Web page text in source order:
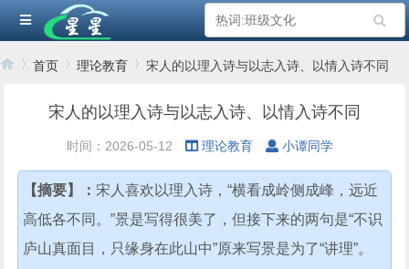
首页 理论教育
›
宋人的以理入诗与以志入诗、以情入诗不同
宋人的以理入诗与以志入诗、以情入诗不同
时间：2026-05-12 理论教育 小谭同学
【摘要】：宋人喜欢以理入诗，“横看成岭侧成峰，远近
高低各不同。”景是写得很美了，但接下来的两句是“不识
庐山真面目，只缘身在此山中”原来写景是为了“讲理”。